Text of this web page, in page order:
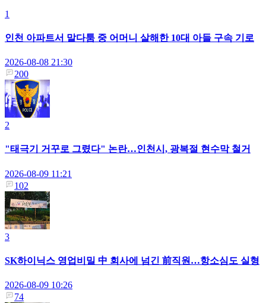
1
인천 아파트서 말다툼 중 어머니 살해한 10대 아들 구속 기로
2026-08-08 21:30
200
2
"태극기 거꾸로 그렸다" 논란…인천시, 광복절 현수막 철거
2026-08-09 11:21
102
3
SK하이닉스 영업비밀 中 회사에 넘긴 前직원…항소심도 실형
2026-08-09 10:26
74